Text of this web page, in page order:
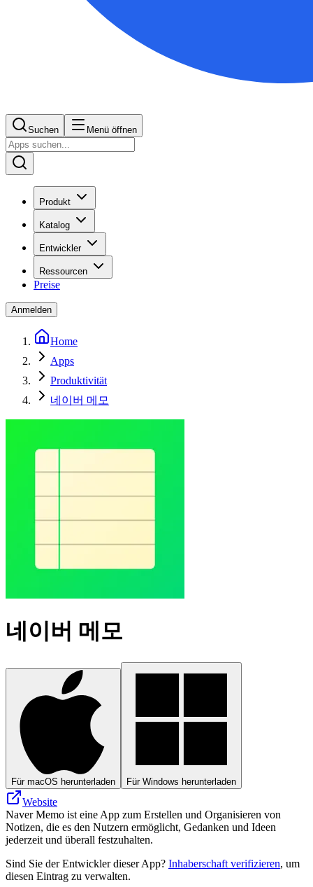
Suchen Menü öffnen
Produkt
Katalog
Entwickler
Ressourcen
Preise
Anmelden
Home
Apps
Produktivität
네이버 메모
네이버 메모
Für macOS herunterladen Für Windows herunterladen
Website
Naver Memo ist eine App zum Erstellen und Organisieren von
Notizen, die es den Nutzern ermöglicht, Gedanken und Ideen
jederzeit und überall festzuhalten.
Sind Sie der Entwickler dieser App? Inhaberschaft verifizieren, um
diesen Eintrag zu verwalten.